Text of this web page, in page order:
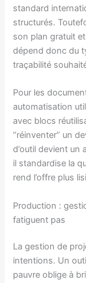
standard
structurés.
son plan gratuit
dépend donc du
traçabilité
Pour les
automatisation
avec blocs
“réinventer” un
d’outil devient un
il standardise la
rend l’offre plus
Production :
fatiguent pas
La gestion de
intentions. Un
pauvre oblige à